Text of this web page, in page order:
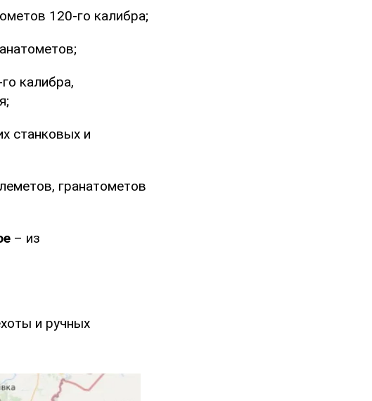
120-го калибра;
калибра,
станковых и
гранатометов
– из
и ручных